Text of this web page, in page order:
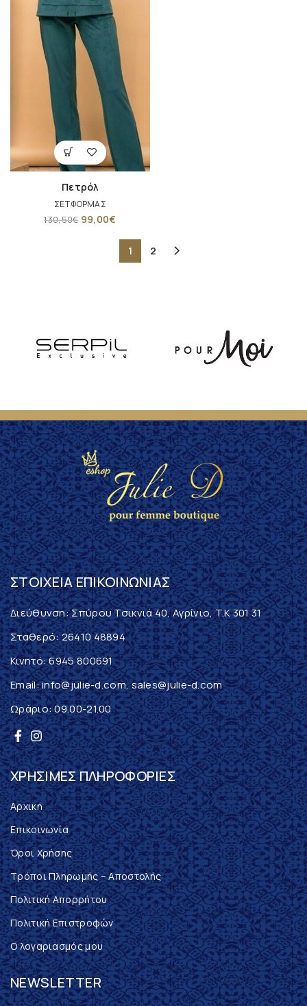
Πετρόλ
ΣΕΤ ΦΟΡΜΑΣ
130,50€ 99,00€
1 2
ΣΤΟΙΧΕΊΑ ΕΠΙΚΟΙΝΩΝΊΑΣ
Διεύθυνση: Σπύρου Τσικνιά 40, Αγρίνιο, T.K 301 31
Σταθερό:26410 48894
Κινητό:6945 800691
Email:info@julie-d.com,sales@julie-d.com
Ωράριο: 09.00-21.00
ΧΡΉΣΙΜΕΣ ΠΛΗΡΟΦΟΡΊΕΣ
Αρχική
Επικοινωνία
Όροι Χρήσης
Τρόποι Πληρωμής – Αποστολής
Πολιτική Απορρήτου
Πολιτική Επιστροφών
Ο λογαριασμός μου
NEWSLETTER